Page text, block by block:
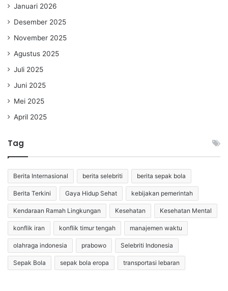
Januari 2026
Desember 2025
November 2025
Agustus 2025
Juli 2025
Juni 2025
Mei 2025
April 2025
Tag
Berita Internasional berita selebriti berita sepak bola
Berita Terkini Gaya Hidup Sehat kebijakan pemerintah
Kendaraan Ramah Lingkungan Kesehatan Kesehatan Mental
konflik iran konflik timur tengah manajemen waktu
olahraga indonesia prabowo Selebriti Indonesia
Sepak Bola sepak bola eropa transportasi lebaran